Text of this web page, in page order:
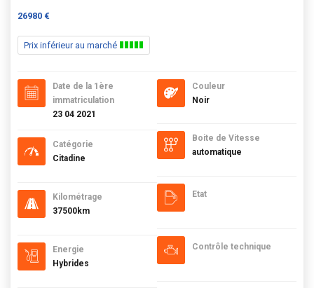
26980 €
Prix inférieur au marché
Date de la 1ère
immatriculation
23 04 2021
Catégorie
Citadine
Kilométrage
37500km
Energie
Hybrides
Couleur
Noir
Boite de Vitesse
automatique
Etat
Contrôle technique